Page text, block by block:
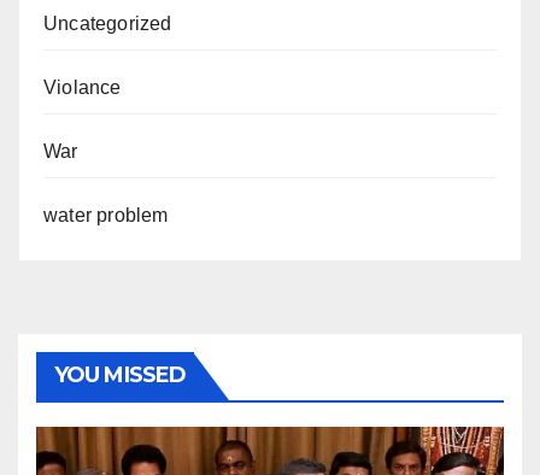
Uncategorized
Violance
War
water problem
YOU MISSED